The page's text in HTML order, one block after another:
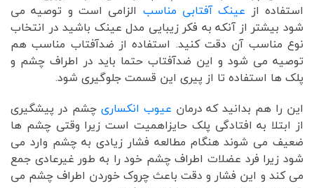
استفاده از عینک آفتابی مناسب الزامی است و توصیه می
شود بیشتر از آنکه به فکر زیبایی مدل عینک باشید در انتخاب
نوع مناسب آن دقت کنید. استفاده از ضدآفتاب مناسب هم
توصیه می شود و این ضدآفتاب حتما باید در اطراف چشم و
پلک ها استفاده تا از پیری این قسمت جلوگیری شود.
این را هم بدانید که درمان عیوب انکساری چشم در پیشگیری
از ابتلا به افتادگی پلک حایزاهمیت است زیرا وقتی چشم ها
ضعیف می شوند هنگام مطالعه فشار زیادی به چشم وارد می
شود زیرا فرد عضلات اطراف چشم خود را به طور غیرعادی جمع
می کند و این فشار و دقت باعث چروک خوردن اطراف چشم می